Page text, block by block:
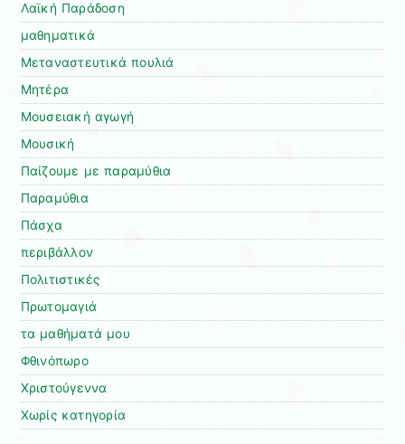
Λαϊκή Παράδοση
μαθηματικά
Μεταναστευτικά πουλιά
Μητέρα
Μουσειακή αγωγή
Μουσική
Παίζουμε με παραμύθια
Παραμύθια
Πάσχα
περιβάλλον
Πολιτιστικές
Πρωτομαγιά
τα μαθήματά μου
Φθινόπωρο
Χριστούγεννα
Χωρίς κατηγορία